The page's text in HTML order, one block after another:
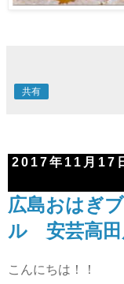
共有
2017年11月17
広島おはぎ
ル 安芸高田
こんにちは！！